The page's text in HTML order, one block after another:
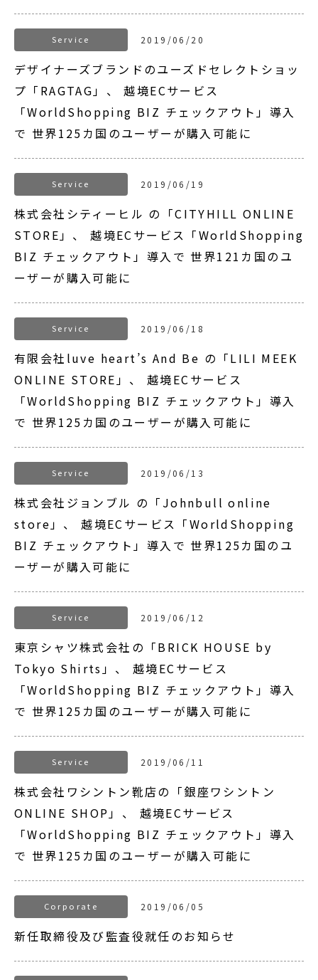
Service 2019/06/20
デザイナーズブランドのユーズドセレクトショッ
プ「RAGTAG」、 越境ECサービス
「WorldShopping BIZ チェックアウト」導入
で 世界125カ国のユーザーが購入可能に
Service 2019/06/19
株式会社シティーヒル の「CITYHILL ONLINE
STORE」、 越境ECサービス「WorldShopping
BIZ チェックアウト」導入で 世界121カ国のユ
ーザーが購入可能に
Service 2019/06/18
有限会社luve heart’s And Be の「LILI MEEK
ONLINE STORE」、 越境ECサービス
「WorldShopping BIZ チェックアウト」導入
で 世界125カ国のユーザーが購入可能に
Service 2019/06/13
株式会社ジョンブル の「Johnbull online
store」、 越境ECサービス「WorldShopping
BIZ チェックアウト」導入で 世界125カ国のユ
ーザーが購入可能に
Service 2019/06/12
東京シャツ株式会社の「BRICK HOUSE by
Tokyo Shirts」、 越境ECサービス
「WorldShopping BIZ チェックアウト」導入
で 世界125カ国のユーザーが購入可能に
Service 2019/06/11
株式会社ワシントン靴店の「銀座ワシントン
ONLINE SHOP」、 越境ECサービス
「WorldShopping BIZ チェックアウト」導入
で 世界125カ国のユーザーが購入可能に
Corporate 2019/06/05
新任取締役及び監査役就任のお知らせ